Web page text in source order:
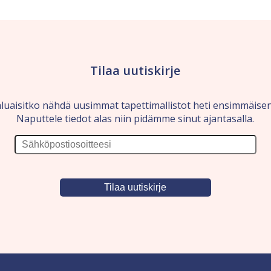
Tilaa uutiskirje
nähdä uusimmat tapettimallistot heti
Naputtele tiedot alas niin pidämme sinut ajantasalla.